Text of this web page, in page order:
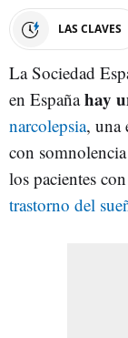
LAS CLAVES
La Sociedad
en Españahay
narcolepsia, una
con
los pacientes
trastorno del